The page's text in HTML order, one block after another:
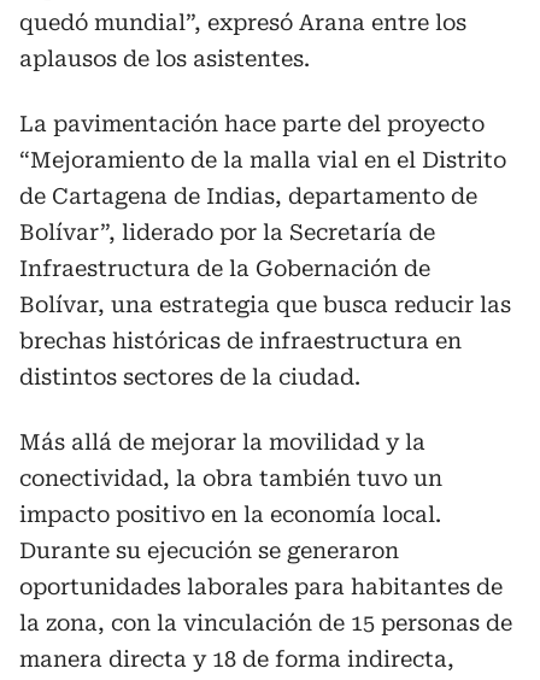
quedó mundial”, expresó Arana entre los
aplausos de los asistentes.
La pavimentación hace parte del proyecto
“Mejoramiento de la malla vial en el Distrito
de Cartagena de Indias, departamento de
Bolívar”, liderado por la Secretaría de
Infraestructura de la Gobernación de
Bolívar, una estrategia que busca reducir las
brechas históricas de infraestructura en
distintos sectores de la ciudad.
Más allá de mejorar la movilidad y la
conectividad, la obra también tuvo un
impacto positivo en la economía local.
Durante su ejecución se generaron
oportunidades laborales para habitantes de
la zona, con la vinculación de 15 personas de
manera directa y 18 de forma indirecta,